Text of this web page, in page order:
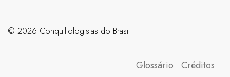
©️ 2026 Conquiliologistas do Brasil
Glossário Créditos